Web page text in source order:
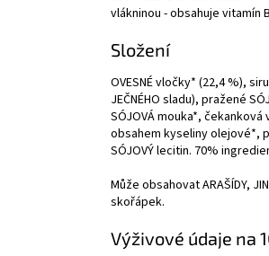
vlákninou - obsahuje
Složení
OVESNÉ vločky* (22,4 %),
JEČNÉHO sladu), pražené
SÓJOVÁ mouka*,
obsahem kyseliny olejové*,
SÓJOVÝ lecitin. 70%
Může obsahovat ARAŠÍDY,
skořápek.
Výživové údaje na